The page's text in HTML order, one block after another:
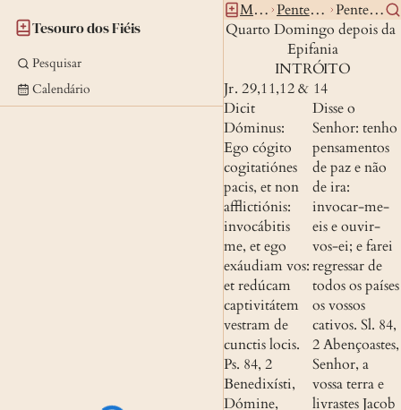
Tesouro dos Fiéis
Pesquisar
Calendário
Missal Pentecostes
Pentepi4 0
Quarto Domingo depois da
Epifania
INTRÓITO
Jr. 29,11,12 & 14
Dicit
Dóminus:
Ego cógito
cogitatiónes
pacis, et non
afflictiónis:
invocábitis
me, et ego
exáudiam vos:
et redúcam
captivitátem
vestram de
cunctis locis.
Ps. 84, 2
Benedixísti,
Dómine,
Disse o
Senhor: tenho
pensamentos
de paz e não
de ira:
invocar-me-
eis e ouvir-
vos-ei; e farei
regressar de
todos os países
os vossos
cativos. Sl. 84,
2 Abençoastes,
Senhor, a
vossa terra e
livrastes Jacob